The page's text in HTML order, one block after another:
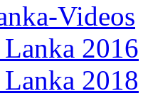
Videos
2016
2018